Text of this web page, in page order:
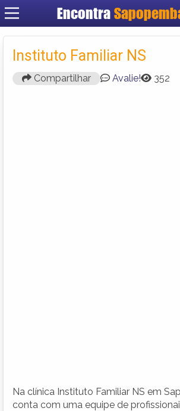
Encontra
Cadastrar
Criar conta
Instituto Familiar NS
Compartilhar Avalie! 352
Na clínica Instituto Familiar NS em
conta com uma equipe de